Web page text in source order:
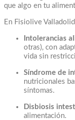
que algo en tu
En Fisiolive
Intolerancias
otras), con
vida sin
Síndrome de
nutricionales
síntomas.
Disbiosis
alimentación.